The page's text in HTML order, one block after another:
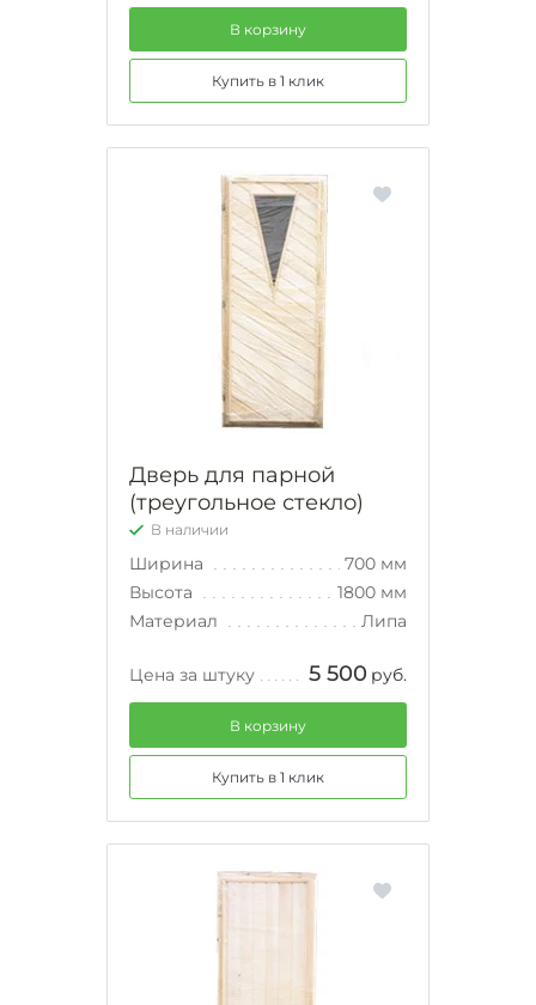
В корзину
Купить в 1 клик
Дверь для парной
(треугольное стекло)
В наличии
Ширина
700 мм
Высота
1800 мм
Материал
Липа
Цена за штуку 5 500 руб.
В корзину
Купить в 1 клик